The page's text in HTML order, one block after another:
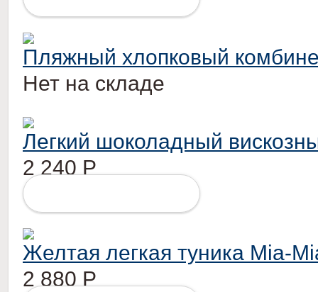
Пляжный хлопковый
Нет на складе
Легкий шоколадный
2 240 Р
Желтая легкая туника Mia-
2 880 Р